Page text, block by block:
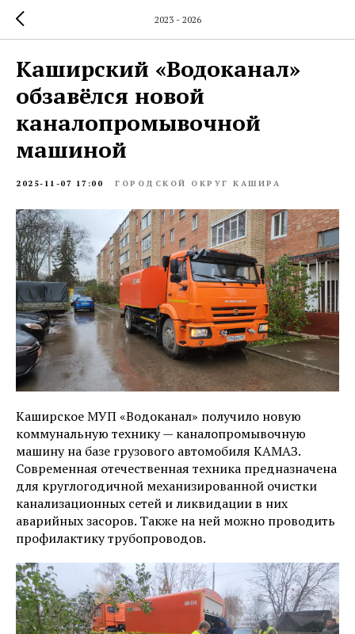
2023 - 2026
Каширский «Водоканал»
обзавёлся новой
каналопромывочной
машиной
2025-11-07 17:00 ГОРОДСКОЙ ОКРУГ КАШИРА
Каширское МУП «Водоканал» получило новую
коммунальную технику — каналопромывочную
машину на базе грузового автомобиля КАМАЗ.
Современная отечественная техника предназначена
для круглогодичной механизированной очистки
канализационных сетей и ликвидации в них
аварийных засоров. Также на ней можно проводить
профилактику трубопроводов.